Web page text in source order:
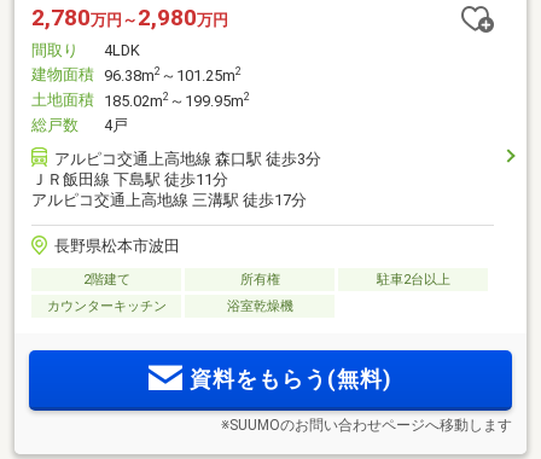
2,780万円～ 2,980万円
間取り
4LDK
建物面積 96.38m2 ～101.25m2
土地面積 185.02m2 ～199.95m2
総戸数
4戸
アルピコ交通上高地線 森口駅 徒歩3分
ＪＲ飯田線 下島駅 徒歩11分
アルピコ交通上高地線 三溝駅 徒歩17分
長野県松本市波田
2階建て 所有権
駐車2台以上
カウンターキッチン
浴室乾燥機
資料をもらう(無料)
※SUUMOのお問い合わせページへ移動します